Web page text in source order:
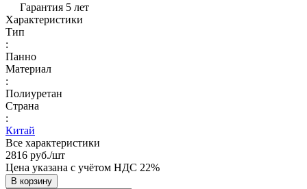
Гарантия 5 лет
Характеристики
Тип
:
Панно
Материал
:
Полиуретан
Страна
:
Китай
Все характеристики
2816 руб./шт
Цена указана с учётом НДС 22%
В корзину